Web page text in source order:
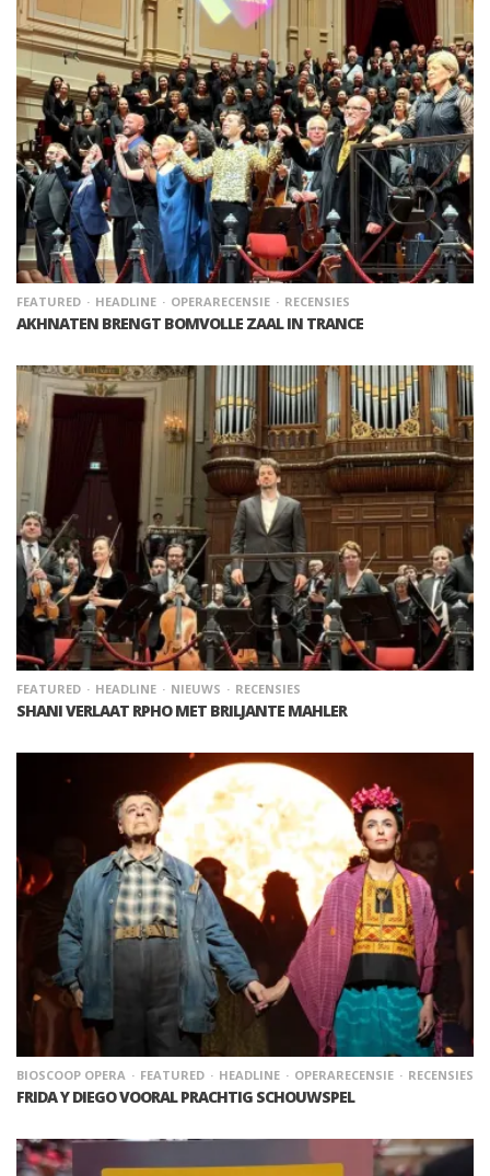
FEATURED HEADLINE OPERARECENSIE RECENSIES
AKHNATEN BRENGT BOMVOLLE ZAAL IN TRANCE
FEATURED HEADLINE NIEUWS RECENSIES
SHANI VERLAAT RPHO MET BRILJANTE MAHLER
BIOSCOOP OPERA FEATURED HEADLINE OPERARECENSIE RECENSIES
FRIDA Y DIEGO VOORAL PRACHTIG SCHOUWSPEL